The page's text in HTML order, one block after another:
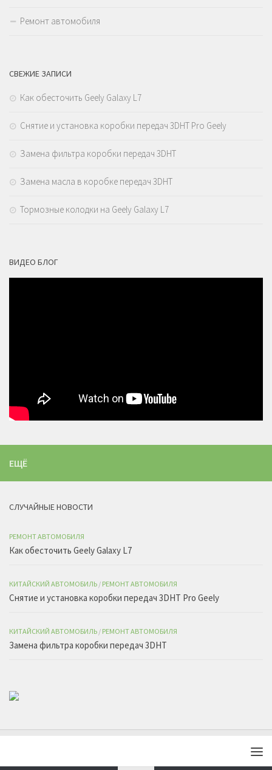
Ремонт автомобиля
СВЕЖИЕ ЗАПИСИ
Как обесточить Geely Galaxy L7
Снятие и установка коробки передач 3DHT Pro Geely
Замена фильтра коробки передач 3DHT
Замена масла в коробке передач 3DHT
Тормозные колодки на Geely Galaxy L7
ВИДЕО БЛОГ
ЕЩЁ
СЛУЧАЙНЫЕ НОВОСТИ
РЕМОНТ АВТОМОБИЛЯ
Как обесточить Geely Galaxy L7
КИТАЙСКИЙ АВТОМОБИЛЬ / РЕМОНТ АВТОМОБИЛЯ
Снятие и установка коробки передач 3DHT Pro Geely
КИТАЙСКИЙ АВТОМОБИЛЬ / РЕМОНТ АВТОМОБИЛЯ
Замена фильтра коробки передач 3DHT